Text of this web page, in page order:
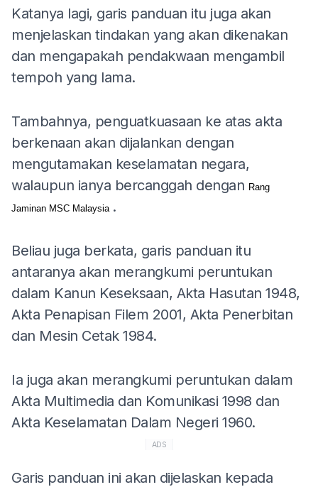
Katanya lagi, garis panduan itu juga akan
menjelaskan tindakan yang akan dikenakan
dan mengapakah pendakwaan mengambil
tempoh yang lama.
Tambahnya, penguatkuasaan ke atas akta
berkenaan akan dijalankan dengan
mengutamakan keselamatan negara,
walaupun ianya bercanggah dengan Rang
Jaminan MSC Malaysia .
Beliau juga berkata, garis panduan itu
antaranya akan merangkumi peruntukan
dalam Kanun Keseksaan, Akta Hasutan 1948,
Akta Penapisan Filem 2001, Akta Penerbitan
dan Mesin Cetak 1984.
Ia juga akan merangkumi peruntukan dalam
Akta Multimedia dan Komunikasi 1998 dan
Akta Keselamatan Dalam Negeri 1960.
ADS
Garis panduan ini akan dijelaskan kepada